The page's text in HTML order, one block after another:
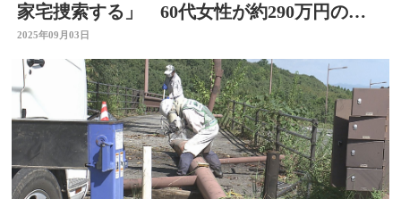
家宅捜索する」 60代女性が約290万円の詐
欺被害 大分
2025年09月03日